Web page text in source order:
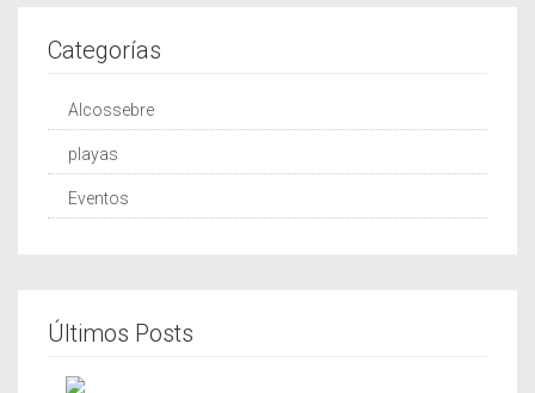
Categorías
Alcossebre
playas
Eventos
Últimos Posts